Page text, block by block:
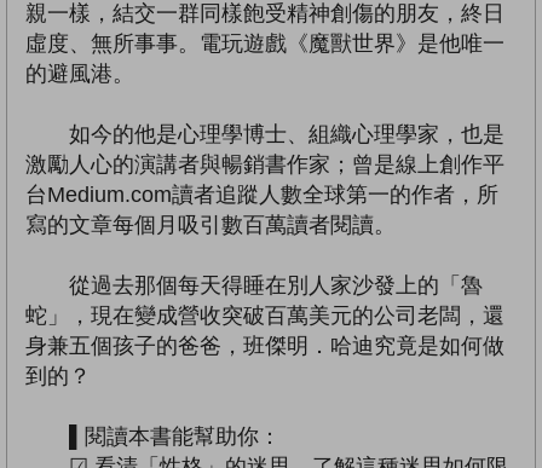
親一樣，結交一群同樣飽受精神創傷的朋友，終日
虛度、無所事事。電玩遊戲《魔獸世界》是他唯一
的避風港。
如今的他是心理學博士、組織心理學家，也是
激勵人心的演講者與暢銷書作家；曾是線上創作平
台Medium.com讀者追蹤人數全球第一的作者，所
寫的文章每個月吸引數百萬讀者閱讀。
從過去那個每天得睡在別人家沙發上的「魯
蛇」，現在變成營收突破百萬美元的公司老闆，還
身兼五個孩子的爸爸，班傑明．哈迪究竟是如何做
到的？
▌閱讀本書能幫助你：